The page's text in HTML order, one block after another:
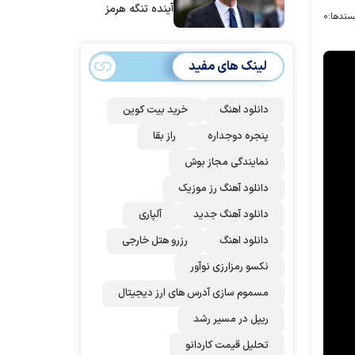
۰
آینده تنگه هرمز
لینک های مفید
دانلود اهنگ
خرید بیت کوین
پنجره دوجداره
راز بقا
نمایندگی مجاز بوش
دانلود آهنگ رز‌ موزیک
دانلود آهنگ جدید
آلپاری
دانلود اهنگ
رزرو هتل خارجی
نکسو رمزارزی نوآور
مسموم سازی آدرس های ارز دیجیتال
ریپل در مسیر رشد
تحلیل قیمت کاردانو